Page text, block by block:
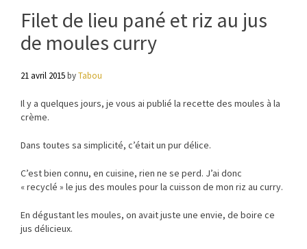
Filet de lieu pané et riz au jus
de moules curry
21 avril 2015byTabou
Il y a quelques jours, je vous ai publié la recette des moules à la
crème.
Dans toutes sa simplicité, c’était un pur délice.
C’est bien connu, en cuisine, rien ne se perd. J’ai donc
« recyclé » le jus des moules pour la cuisson de mon riz au curry.
En dégustant les moules, on avait juste une envie, de boire ce
jus délicieux.